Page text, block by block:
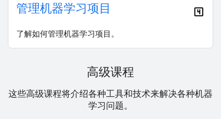
管理机器学习项目
了解如何管理机器学习项目。
高级课程
这些高级课程将介绍各种工具和技术来解决各种机器
学习问题。